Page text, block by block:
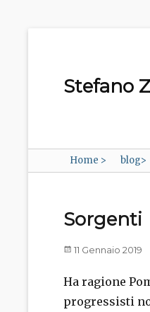
Stefano
Home > blog>
Sorgenti
Posted
11 Gennaio 2019
Ha ragione
progressisti